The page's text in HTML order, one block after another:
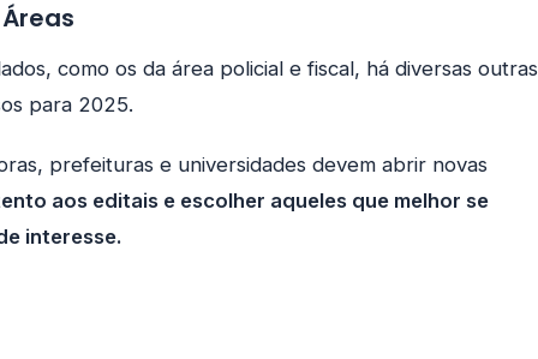
como os da área policial e fiscal, há diversas outras
para 2025.
prefeituras e universidades devem abrir novas
aos editais e escolher aqueles que melhor se
interesse.